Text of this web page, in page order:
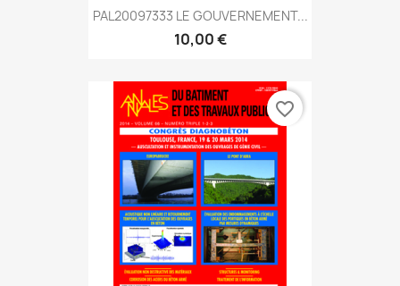
PAL20097333 LE GOUVERNEMENT...
10,00 €
favorite_border